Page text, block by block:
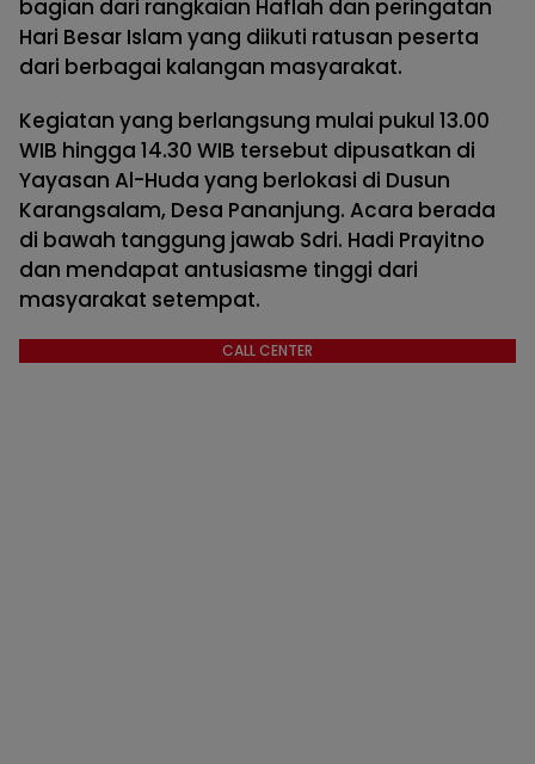
bagian dari rangkaian Haflah dan peringatan
Hari Besar Islam yang diikuti ratusan peserta
dari berbagai kalangan masyarakat.
Kegiatan yang berlangsung mulai pukul 13.00
WIB hingga 14.30 WIB tersebut dipusatkan di
Yayasan Al-Huda yang berlokasi di Dusun
Karangsalam, Desa Pananjung. Acara berada
di bawah tanggung jawab Sdri. Hadi Prayitno
dan mendapat antusiasme tinggi dari
masyarakat setempat.
CALL CENTER